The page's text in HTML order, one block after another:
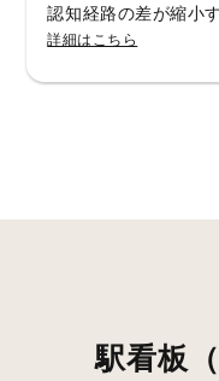
認知経路の差が縮小
詳細はこちら
駅看板